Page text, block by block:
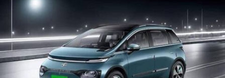
24 மணிநேரத்தில்
15,000க்கும் மேற்பட்ட
முன்பதிவுகள்; எம்ஜி
விண்ட்சர் எலக்ட்ரிக் கார்
சாதனை